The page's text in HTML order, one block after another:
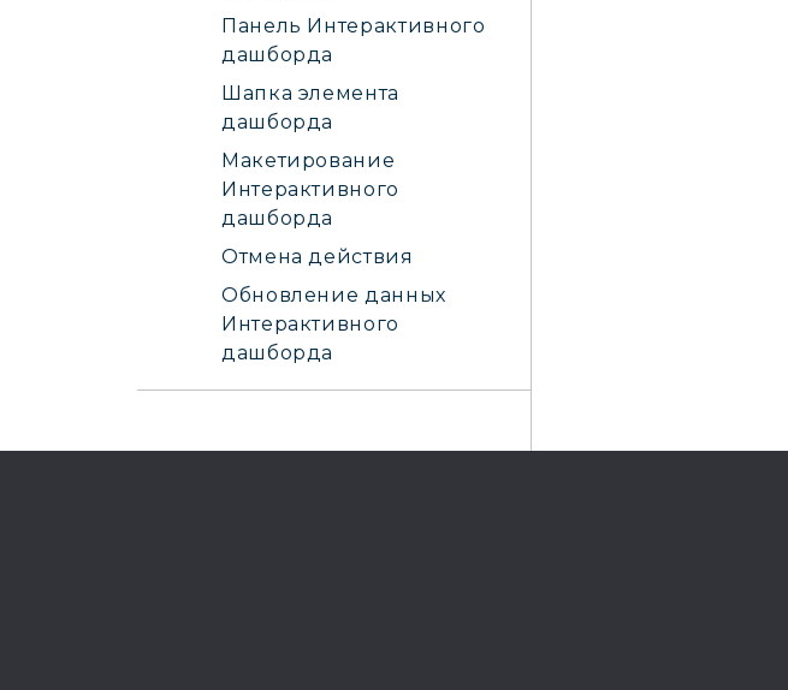
Панель Интерактивного
дашборда
Шапка элемента
дашборда
Макетирование
Интерактивного
дашборда
Отмена действия
Обновление данных
Интерактивного
дашборда